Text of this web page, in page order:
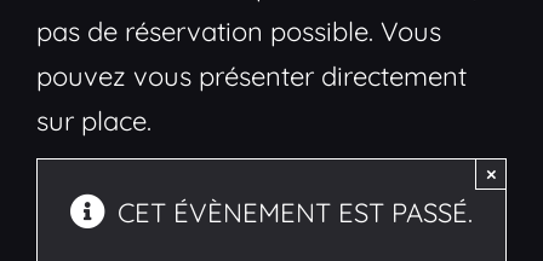
pas de réservation possible. Vous
pouvez vous présenter directement
sur place.
CET ÉVÈNEMENT EST PASSÉ.
×